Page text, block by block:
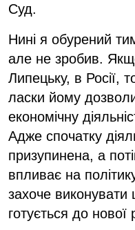
Суд.
Нині я обурений
але не зробив.
Липецьку, в Росії,
ласки йому
економічну
Адже спочатку
призупинена, а
впливає на
захоче виконувати
готується до нової